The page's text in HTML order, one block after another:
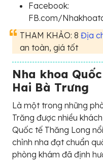
Facebook:
FB.com/
THAM KHẢO: 8 Địa
an toàn, giá tốt
Nha khoa
Hai Bà Trưng
Là một trong những
Trăng được nhiều
Quốc tế Thăng Long
chỉnh nha đạt chuẩn
phòng khám đã định